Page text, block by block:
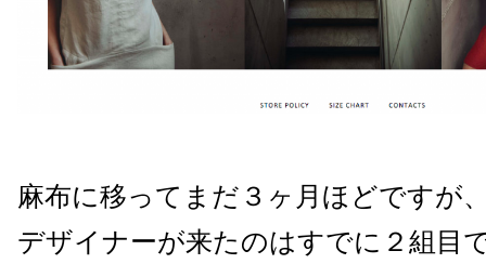
麻布に移ってまだ３ヶ月ほどですが
デザイナーが来たのはすでに２組目